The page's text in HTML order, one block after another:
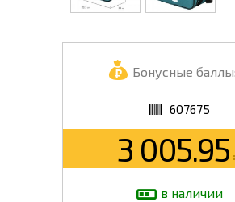
Бонусные баллы:
607675
3 005.95
в наличии